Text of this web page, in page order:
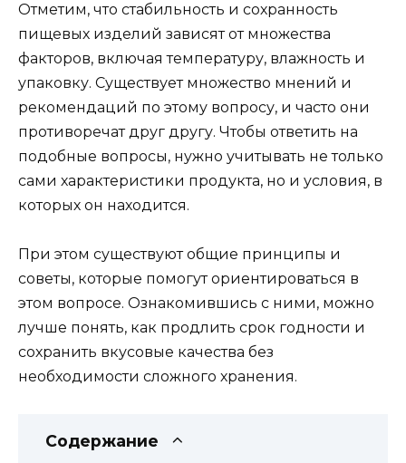
Отметим, что стабильность и сохранность
пищевых изделий зависят от множества
факторов, включая температуру, влажность и
упаковку. Существует множество мнений и
рекомендаций по этому вопросу, и часто они
противоречат друг другу. Чтобы ответить на
подобные вопросы, нужно учитывать не только
сами характеристики продукта, но и условия, в
которых он находится.
При этом существуют общие принципы и
советы, которые помогут ориентироваться в
этом вопросе. Ознакомившись с ними, можно
лучше понять, как продлить срок годности и
сохранить вкусовые качества без
необходимости сложного хранения.
Содержание